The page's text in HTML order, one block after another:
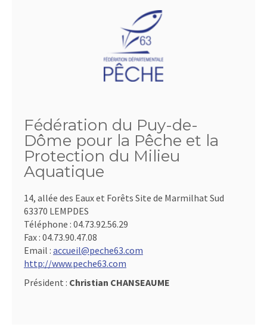
Fédération du Puy-de-
Dôme pour la Pêche et la
Protection du Milieu
Aquatique
14, allée des Eaux et Forêts Site de Marmilhat Sud
63370 LEMPDES
Téléphone : 04.73.92.56.29
Fax : 04.73.90.47.08
Email : accueil@peche63.com
http://www.peche63.com
Président : Christian CHANSEAUME